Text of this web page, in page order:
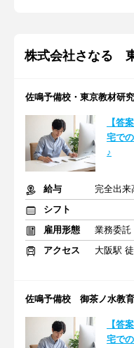
株式会社さなる
佐鳴予備校・東京教材研
【答
宅で
♪
給与
シフト
雇用形態
業務委託
アクセス
大阪駅
佐鳴予備校 御茶ノ水教
【答
宅で